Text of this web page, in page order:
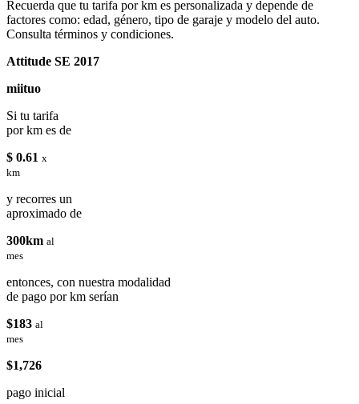
Recuerda que tu tarifa por km es personalizada y depende de
factores como: edad, género, tipo de garaje y modelo del auto.
Consulta términos y condiciones.
Attitude SE 2017
miituo
Si tu tarifa
por km es de
$ 0.61 x
km
y recorres un
aproximado de
300km al
mes
entonces, con nuestra modalidad
de pago por km serían
$183 al
mes
$1,726
pago inicial